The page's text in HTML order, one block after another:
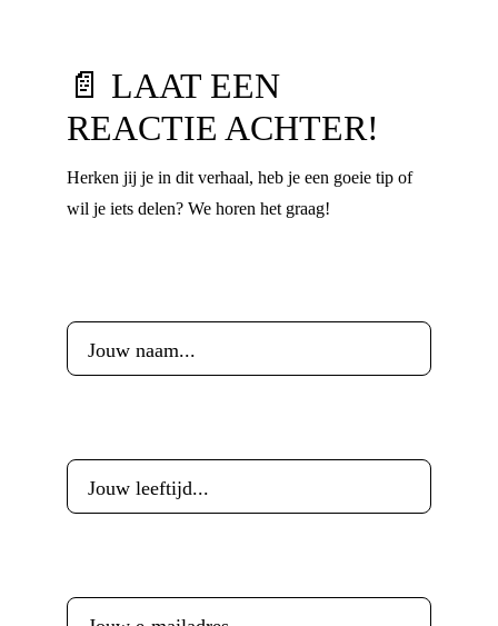
📄 LAAT EEN
REACTIE ACHTER!
Herken jij je in dit verhaal, heb je een goeie tip of
wil je iets delen? We horen het graag!